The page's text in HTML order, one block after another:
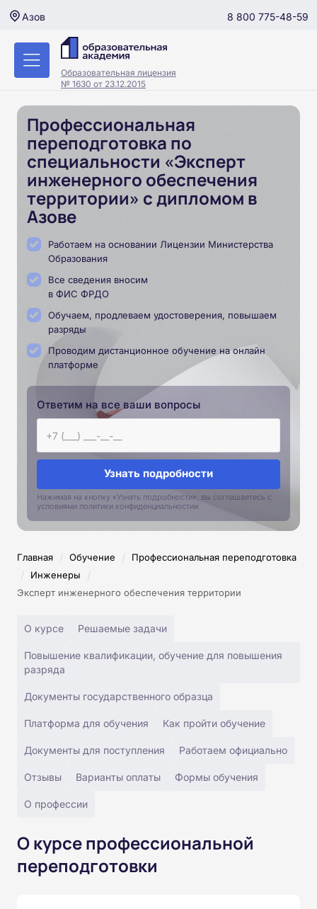
Азов 8 800 775-48-59
Образовательная лицензия
№ 1630 от 23.12.2015
Профессиональная
переподготовка по
специальности «Эксперт
инженерного обеспечения
территории» с дипломом в
Азове
Работаем на основании Лицензии Министерства
Образования
Все сведения вносим
в ФИС ФРДО
Обучаем, продлеваем удостоверения, повышаем
разряды
Проводим дистанционное обучение на онлайн
платформе
Ответим на все ваши вопросы
Узнать подробности
Нажимая на кнопку «Узнать подробности», вы соглашаетесь с
условиями политики конфиденциальностии
Главная / Обучение / Профессиональная переподготовка
/ Инженеры /
Эксперт инженерного обеспечения территории
О курсе Решаемые задачи
Повышение квалификации, обучение для повышения
разряда
Документы государственного образца
Платформа для обучения Как пройти обучение
Документы для поступления Работаем официально
Отзывы Варианты оплаты Формы обучения
О профессии
О курсе профессиональной
переподготовки